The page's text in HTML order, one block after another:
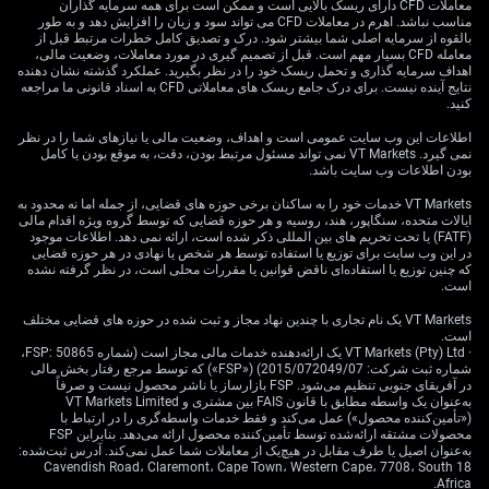
بازار به داده‌های مهم اشتغال و تورم آینده را کامل منعکس
کرده باشد. خرید اختیار خرید (Call) روی VIX یا استراتژی
«استرادل» (خرید هم‌زمان اختیار خرید و فروش در یک قیمت
اعمال) روی شاخص‌های بزرگ، قبل از انتشار این داده‌ها
خرید یا فروش را می‌دهد، و استرادل برای زمانی است که
جهت حرکت مهم نیست و فقط بزرگ بودن حرکت قیمت
چیدمان موقعیت‌ها برای نرخ
بهره و غافلگیری‌های کلان
بازده اوراق بلندمدت در محدوده معقولی به‌نظر می‌رسد؛
بنابراین راهبردهایی که روی «رفت‌وبرگشت قیمت در یک بازه
مشخص» حساب می‌کنند می‌تواند کارآمد باشد. بازده اوراق
۱۰ساله خزانه‌داری آمریکا در یک ماه اخیر نزدیک ۴.۳۵٪ ثابت
مانده است؛ در چنین شرایطی، فروش اختیارهایی که «خیلی
دور از قیمت فعلی» هستند روی قراردادهای آتی اوراق
معاملات CFD دارای ریسک بالایی است و ممکن است برای همه سرمایه گذاران
مناسب نباشد. اهرم در معاملات CFD می تواند سود و زیان را افزایش دهد و به طور
بالقوه از سرمایه اصلی شما بیشتر شود. درک و تصدیق کامل خطرات مرتبط قبل از
معامله CFD بسیار مهم است. قبل از تصمیم گیری در مورد معاملات، وضعیت مالی،
اهداف سرمایه گذاری و تحمل ریسک خود را در نظر بگیرید. عملکرد گذشته نشان دهنده
نتایج آینده نیست. برای درک جامع ریسک های معاملاتی CFD به اسناد قانونی ما مراجعه
کنید.
اطلاعات این وب سایت عمومی است و اهداف، وضعیت مالی یا نیازهای شما را در نظر
نمی گیرد. VT Markets نمی تواند مسئول مرتبط بودن، دقت، به موقع بودن یا کامل
بودن اطلاعات وب سایت باشد.
VT Markets خدمات خود را به ساکنان برخی حوزه های قضایی، از جمله اما نه محدود به
ایالات متحده، سنگاپور، هند، روسیه و هر حوزه قضایی که توسط گروه ویژه اقدام مالی
(FATF) یا تحت تحریم های بین المللی ذکر شده است، ارائه نمی دهد. اطلاعات موجود
در این وب سایت برای توزیع یا استفاده توسط هر شخص یا نهادی در هر حوزه قضایی
که چنین توزیع یا استفاده‌ای ناقض قوانین یا مقررات محلی است، در نظر گرفته نشده
است.
VT Markets یک نام تجاری با چندین نهاد مجاز و ثبت شده در حوزه های قضایی مختلف
است.
· VT Markets (Pty) Ltd یک ارائه‌دهنده خدمات مالی مجاز است (شماره FSP: 50865،
شماره ثبت شرکت: 2015/072049/07) («FSP») که توسط مرجع رفتار بخش مالی
در آفریقای جنوبی تنظیم می‌شود. FSP بازارساز یا ناشر محصول نیست و صرفاً
به‌عنوان یک واسطه مطابق با قانون FAIS بین مشتری و VT Markets Limited
(«تأمین‌کننده محصول») عمل می‌کند و فقط خدمات واسطه‌گری را در ارتباط با
محصولات مشتقه ارائه‌شده توسط تأمین‌کننده محصول ارائه می‌دهد. بنابراین FSP
به‌عنوان اصیل یا طرف مقابل در هیچ‌یک از معاملات شما عمل نمی‌کند. آدرس ثبت‌شده:
18 Cavendish Road، Claremont، Cape Town، Western Cape، 7708، South
Africa.